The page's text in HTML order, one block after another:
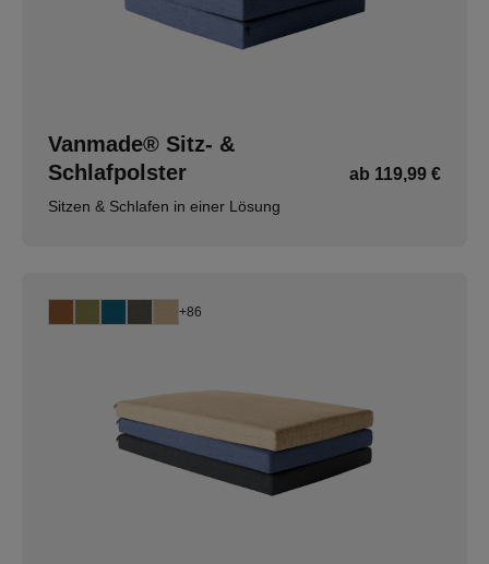
Vanmade® Sitz- &
Schlafpolster
ab 119,99 €
Sitzen & Schlafen in einer Lösung
+86